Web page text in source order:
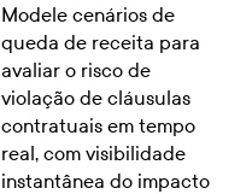
Modele cenários de
queda de receita para
avaliar o risco de
violação de cláusulas
contratuais em tempo
real, com visibilidade
instantânea do impacto